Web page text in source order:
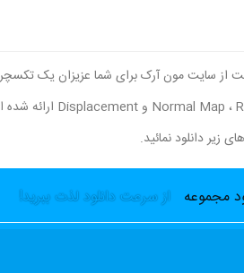
زیر دانلود نمائید.
مجموعه از سرعت دانلود لذت ببرید!